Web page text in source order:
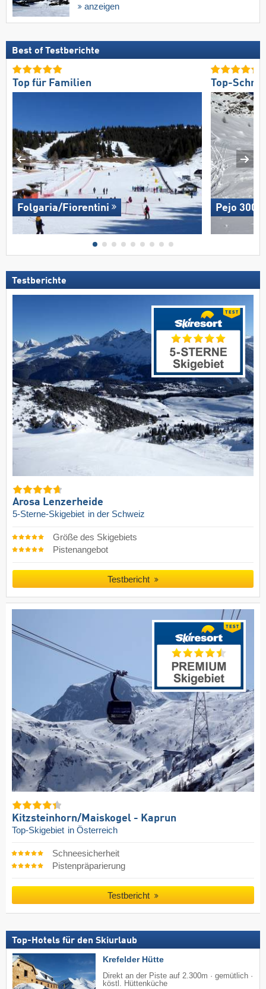
anzeigen
Best of Testberichte
Top für Familien
Folgaria/​Fiorentini
Top-
Pejo 3000
Testberichte
Arosa Lenzerheide
5-Sterne-Skigebiet in der Schweiz
Größe des Skigebiets
Pistenangebot
Testbericht
Kitzsteinhorn/​Maiskogel - Kaprun
Top-Skigebiet in Österreich
Schneesicherheit
Pistenpräparierung
Testbericht
Top-Hotels für den Skiurlaub
Krefelder Hütte
Direkt an der Piste auf 2.300m · gemütlich ·
köstl. Hüttenküche